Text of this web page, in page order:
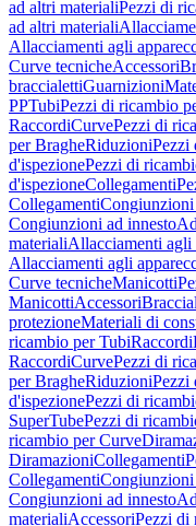
ad altri materialiPezzi di
ad altri materiali
Allacciamenti agli
Curve tecnicheAccessori
braccialettiGuarnizioni
PPTubiPezzi di ricambio
RaccordiCurvePezzi di
per BragheRiduzioniPezzi
d'ispezionePezzi di
d'ispezioneCollegamenti
CollegamentiCongiunzioni
Congiunzioni ad innesto
materialiAllacciamenti agli
Allacciamenti agli
Curve tecnicheManicotti
ManicottiAccessori
protezioneMateriali di
ricambio per TubiRaccordi
RaccordiCurvePezzi di
per BragheRiduzioniPezzi
d'ispezionePezzi di
SuperTubePezzi di
ricambio per Curve
DiramazioniCollegamenti
CollegamentiCongiunzioni
Congiunzioni ad innesto
materialiAccessoriPezzi di